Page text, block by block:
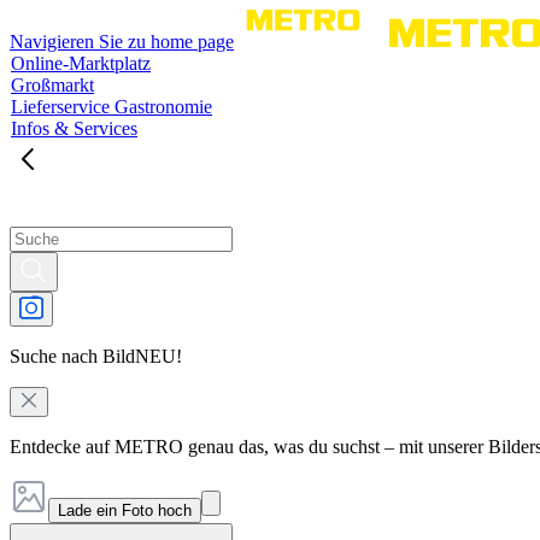
Navigieren Sie zu home page
Online-Marktplatz
Großmarkt
Lieferservice Gastronomie
Infos & Services
Suche nach BildNEU!
Entdecke auf METRO genau das, was du suchst – mit unserer
Lade ein Foto hoch